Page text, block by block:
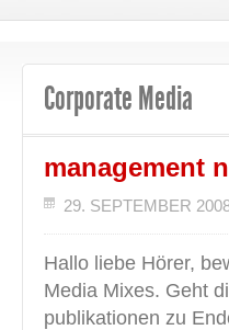
Corporate Media
management
29. SEPTEMBER
Hallo liebe Hörer,
Media Mixes. Geht
publikationen zu